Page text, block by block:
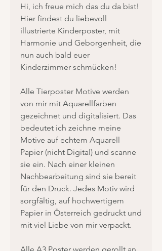
Hi, ich freue mich das du da bist!
Hier findest du liebevoll
illustrierte Kinderposter, mit
Harmonie und Geborgenheit, die
nun auch bald euer
Kinderzimmer schmücken!
Alle Tierposter Motive werden
von mir mit Aquarellfarben
gezeichnet und digitalisiert. Das
bedeutet ich zeichne meine
Motive auf echtem Aquarell
Papier (nicht Digital) und scanne
sie ein. Nach einer kleinen
Nachbearbeitung sind sie bereit
für den Druck. Jedes Motiv wird
sorgfältig, auf hochwertigem
Papier in Österreich gedruckt und
mit viel Liebe von mir verpackt.